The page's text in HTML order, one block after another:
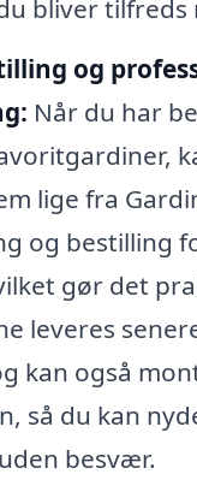
bliver tilfreds
og
Når du har
lige fra
og bestilling
gør det
leveres
kan også
så du kan
besvær.